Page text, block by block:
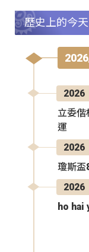
歷史上的今天
2026
立委偕
運
2026
瓊斯盃
2026
ho hai